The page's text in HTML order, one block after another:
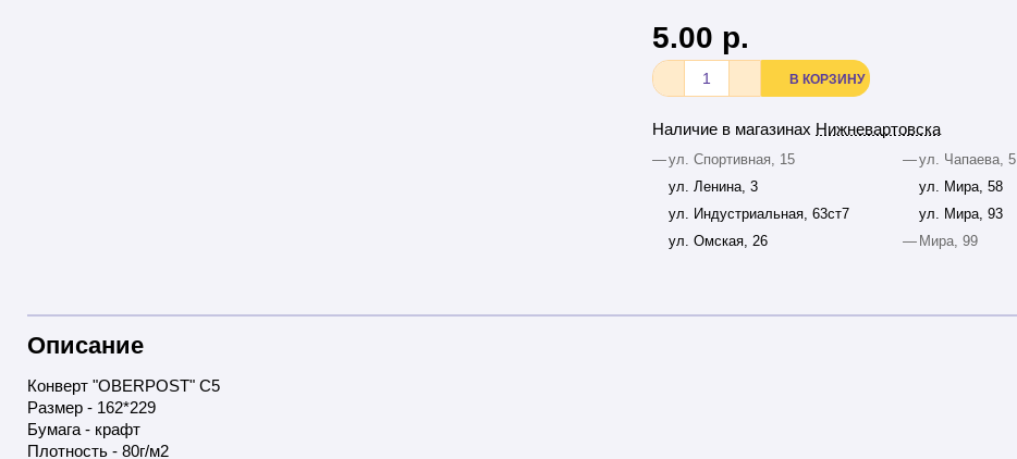
5.00 р.
В КОРЗИНУ
Наличие в магазинах Нижневартовска
—ул. Спортивная, 15 —ул. Чапаева, 5
ул. Ленина, 3
ул. Мира, 58
ул. Индустриальная, 63ст7
ул. Мира, 93
ул. Омская, 26
— Мира, 99
Описание
Конверт "OBERPOST" С5
Размер - 162*229
Бумага - крафт
Плотность - 80г/м2